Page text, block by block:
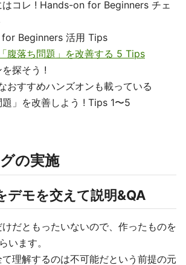
はコレ ! Hands-on for Beginners チェ
Beginners 活用 Tips
腹落ち問題」を改善する 5 Tips
探そう !
おすすめハンズオンも載っている
題」を改善しよう ! Tips 1〜5
の実施
デモを交えて説明&QA
だともったいないので、作ったものを
います。
理解するのは不可能だという前提の元